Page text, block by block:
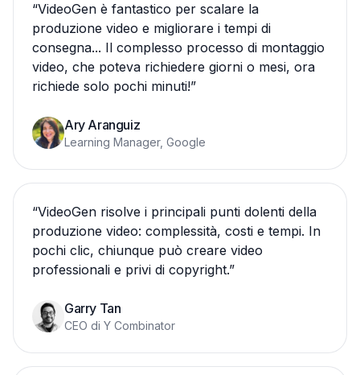
“VideoGen è fantastico per scalare la
produzione video e migliorare i tempi di
consegna... Il complesso processo di montaggio
video, che poteva richiedere giorni o mesi, ora
richiede solo pochi minuti!”
Ary Aranguiz
Learning Manager, Google
“VideoGen risolve i principali punti dolenti della
produzione video: complessità, costi e tempi. In
pochi clic, chiunque può creare video
professionali e privi di copyright.”
Garry Tan
CEO di Y Combinator